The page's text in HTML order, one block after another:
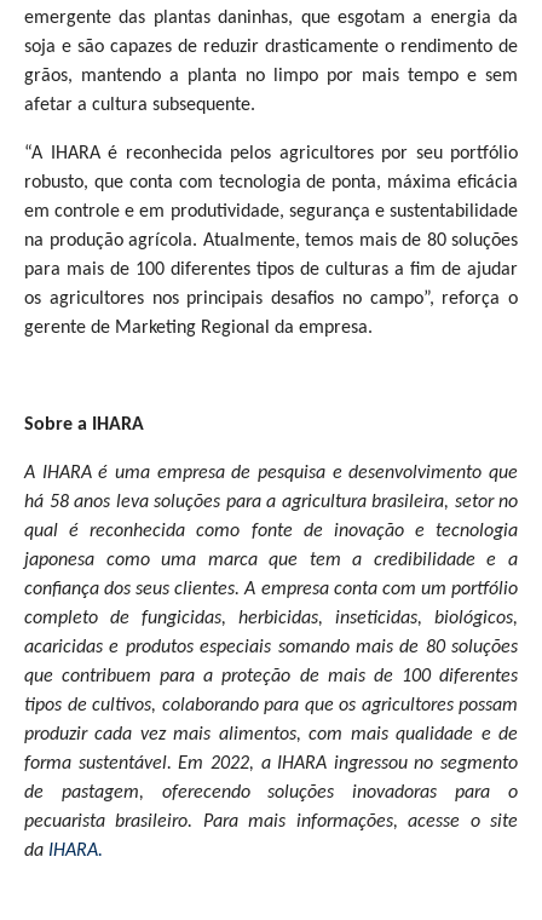
emergente das plantas daninhas, que esgotam a energia da
soja e são capazes de reduzir drasticamente o rendimento de
grãos, mantendo a planta no limpo por mais tempo e sem
afetar a cultura subsequente.
“A IHARA é reconhecida pelos agricultores por seu portfólio
robusto, que conta com tecnologia de ponta, máxima eficácia
em controle e em produtividade, segurança e sustentabilidade
na produção agrícola. Atualmente, temos mais de 80 soluções
para mais de 100 diferentes tipos de culturas a fim de ajudar
os agricultores nos principais desafios no campo”, reforça o
gerente de Marketing Regional da empresa.
Sobre a IHARA
A IHARA é uma empresa de pesquisa e desenvolvimento que
há 58 anos leva soluções para a agricultura brasileira, setor no
qual é reconhecida como fonte de inovação e tecnologia
japonesa como uma marca que tem a credibilidade e a
confiança dos seus clientes. A empresa conta com um portfólio
completo de fungicidas, herbicidas, inseticidas, biológicos,
acaricidas e produtos especiais somando mais de 80 soluções
que contribuem para a proteção de mais de 100 diferentes
tipos de cultivos, colaborando para que os agricultores possam
produzir cada vez mais alimentos, com mais qualidade e de
forma sustentável. Em 2022, a IHARA ingressou no segmento
de pastagem, oferecendo soluções inovadoras para o
pecuarista brasileiro.
Para mais informações, acesse o site
da IHARA.